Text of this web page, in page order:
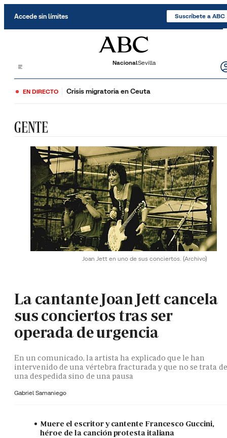
Accede sin límites Suscríbete a ABC
NacionalSevilla
EN DIRECTO Crisis migratoria en Ceuta
GENTE
Joan Jett en uno de sus conciertos. (Archivo)
La cantante Joan Jett cancela
sus conciertos tras ser
operada de urgencia
En un comunicado, la artista ha explicado que le han
intervenido de una vértebra fracturada y que no se trata de
una despedida sino de una pausa
Gabriel Samaniego
Muere el escritor y cantente Francesco Guccini,
héroe de la canción protesta italiana